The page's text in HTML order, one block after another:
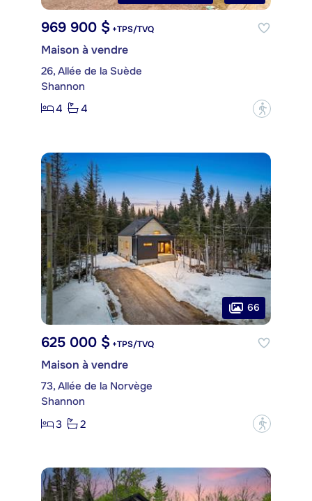
969 900 $ +TPS/TVQ
Maison à vendre
26, Allée de la Suède
Shannon
4
4 ?
66
625 000 $ +TPS/TVQ
Maison à vendre
73, Allée de la Norvège
Shannon
3
2 ?